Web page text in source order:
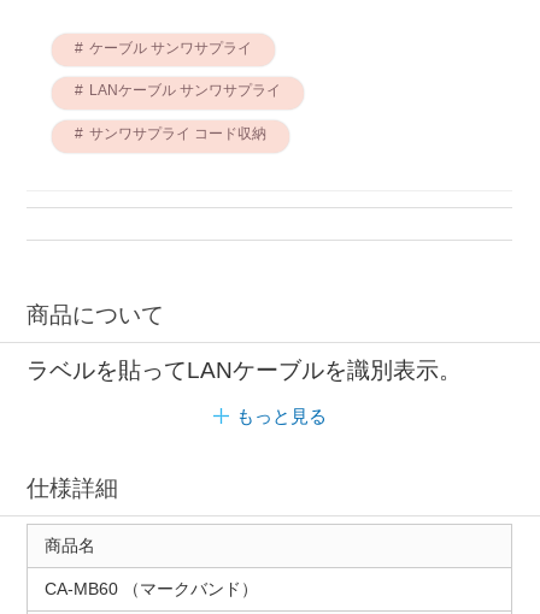
ケーブル サンワサプライ
LANケーブル サンワサプライ
サンワサプライ コード収納
商品について
ラベルを貼ってLANケーブルを識別表示。
もっと見る
仕様詳細
商品名
CA-MB60 （マークバンド）